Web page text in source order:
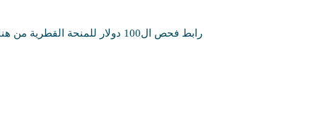
رابط فحص ال100 دولار للمنحة القطرية من هنا